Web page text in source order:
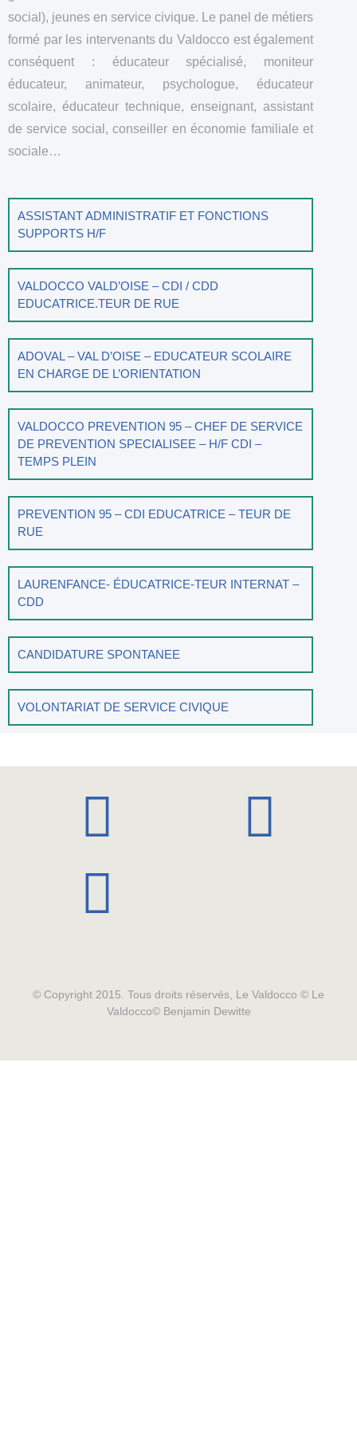
social), jeunes en service civique.
Le panel de métiers
formé par les intervenants du Valdocco est également
conséquent : éducateur spécialisé, moniteur
éducateur, animateur, psychologue, éducateur
scolaire, éducateur technique, enseignant, assistant
de service social, conseiller en économie familiale et
sociale…
ASSISTANT ADMINISTRATIF ET FONCTIONS
SUPPORTS H/F
VALDOCCO VALD’OISE – CDI / CDD
EDUCATRICE.TEUR DE RUE
ADOVAL – VAL D’OISE – EDUCATEUR SCOLAIRE
EN CHARGE DE L’ORIENTATION
VALDOCCO PREVENTION 95 – CHEF DE SERVICE
DE PREVENTION SPECIALISEE – H/F CDI –
TEMPS PLEIN
PREVENTION 95 – CDI EDUCATRICE – TEUR DE
RUE
LAURENFANCE- ÉDUCATRICE-TEUR INTERNAT –
CDD
CANDIDATURE SPONTANEE
VOLONTARIAT DE SERVICE CIVIQUE
© Copyright 2015. Tous droits réservés, Le Valdocco © Le
Valdocco© Benjamin Dewitte